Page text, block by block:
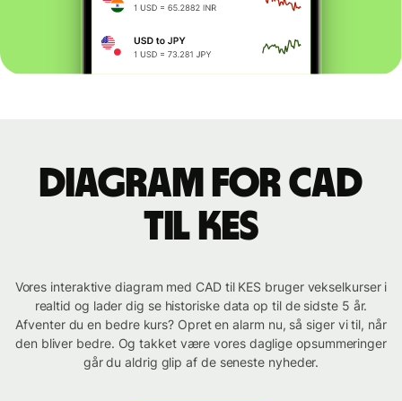
Diagram for CAD
til KES
Vores interaktive diagram med CAD til KES bruger vekselkurser i
realtid og lader dig se historiske data op til de sidste 5 år.
Afventer du en bedre kurs? Opret en alarm nu, så siger vi til, når
den bliver bedre. Og takket være vores daglige opsummeringer
går du aldrig glip af de seneste nyheder.